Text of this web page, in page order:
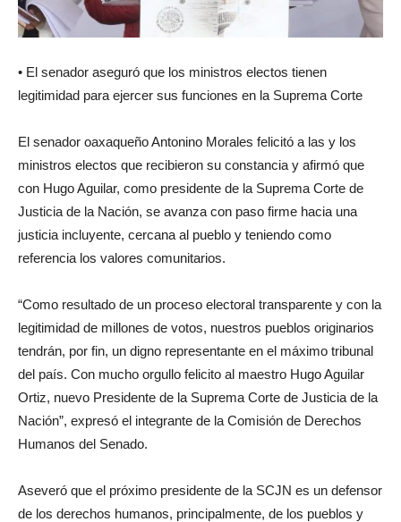
• El senador aseguró que los ministros electos tienen
legitimidad para ejercer sus funciones en la Suprema Corte
El senador oaxaqueño Antonino Morales felicitó a las y los
ministros electos que recibieron su constancia y afirmó que
con Hugo Aguilar, como presidente de la Suprema Corte de
Justicia de la Nación, se avanza con paso firme hacia una
justicia incluyente, cercana al pueblo y teniendo como
referencia los valores comunitarios.
“Como resultado de un proceso electoral transparente y con la
legitimidad de millones de votos, nuestros pueblos originarios
tendrán, por fin, un digno representante en el máximo tribunal
del país. Con mucho orgullo felicito al maestro Hugo Aguilar
Ortiz, nuevo Presidente de la Suprema Corte de Justicia de la
Nación”, expresó el integrante de la Comisión de Derechos
Humanos del Senado.
Aseveró que el próximo presidente de la SCJN es un defensor
de los derechos humanos, principalmente, de los pueblos y